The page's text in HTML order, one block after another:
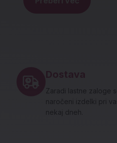
Dostava
Zaradi lastne zaloge
naročeni izdelki pri
nekaj dneh.